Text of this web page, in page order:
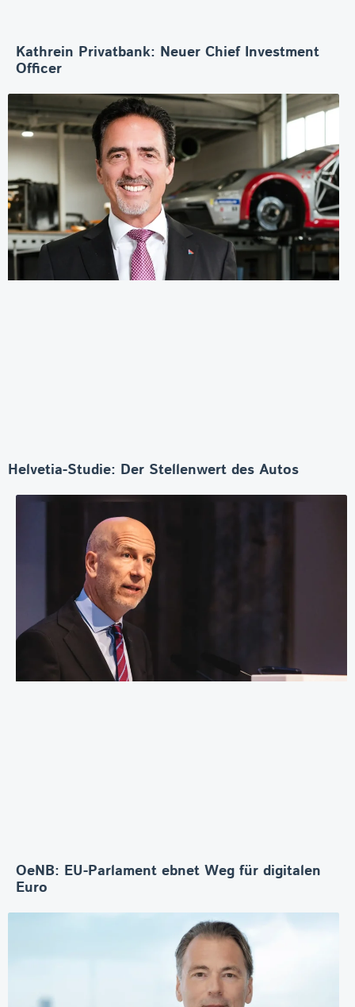
Kathrein Privatbank: Neuer Chief Investment
Officer
Helvetia-Studie: Der Stellenwert des Autos
OeNB: EU-Parlament ebnet Weg für digitalen
Euro